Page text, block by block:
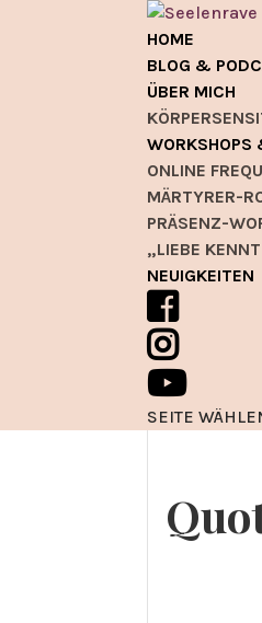
HOME
BLOG &
ÜBER MICH
WORKSHOPS
ONLINE
MÄRTYRER-
PRÄSENZ-
„LIEBE
NEUIGKEITEN
SEITE